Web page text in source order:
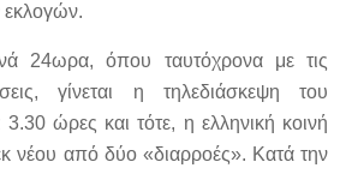
24ωρα, όπου ταυτόχρονα με τις
γίνεται η τηλεδιάσκεψη του
ώρες και τότε, η ελληνική κοινή
νέου από δύο «διαρροές». Κατά την